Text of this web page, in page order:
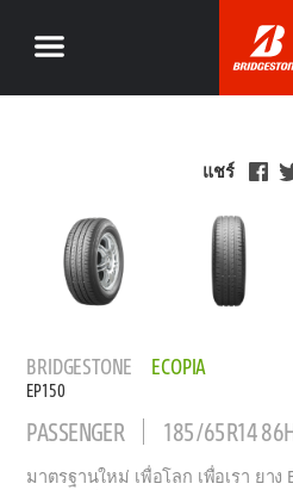
แชร์
BRIDGESTONE ECOPIA
EP150
PASSENGER 185/65R14
มาตรฐานใหม่ เพื่อโลก เพื่อเรา ยาง